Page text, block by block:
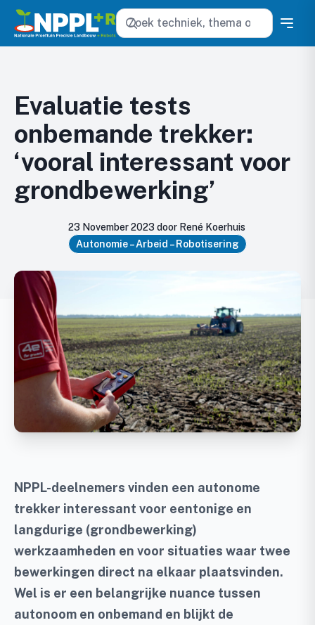
Zoeken
Evaluatie tests
onbemande trekker:
‘vooral interessant voor
grondbewerking’
23 November 2023 door René Koerhuis
Autonomie – Arbeid – Robotisering
NPPL-deelnemers vinden een autonome
trekker interessant voor eentonige en
langdurige (grondbewerking)
werkzaamheden en voor situaties waar twee
bewerkingen direct na elkaar plaatsvinden.
Wel is er een belangrijke nuance tussen
autonoom en onbemand en blijkt de